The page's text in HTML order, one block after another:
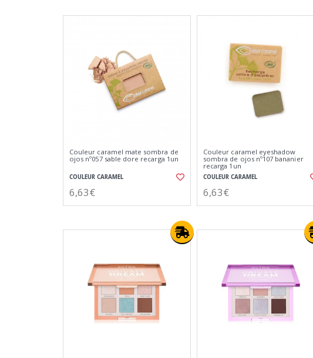
Couleur caramel mate sombra de
ojos nº057 sable dore recarga 1un
COULEUR CARAMEL
6,63€
Couleur caramel eyeshadow
sombra de ojos nº107 bananier
recarga 1un
COULEUR CARAMEL
6,63€